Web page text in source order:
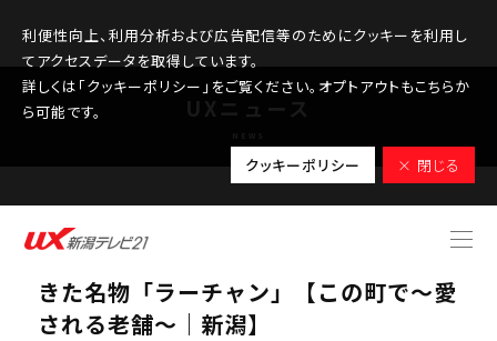
利便性向上、利用分析および広告配信等のためにクッキーを利用し
てアクセスデータを取得しています。
詳しくは「クッキーポリシー」をご覧ください。オプトアウトもこちらか
ら可能です。
クッキーポリシー × 閉じる
2026.02.27
【特集】70年以上続く食堂で愛されて
きた名物「ラーチャン」【この町で～愛
される老舗～｜新潟】